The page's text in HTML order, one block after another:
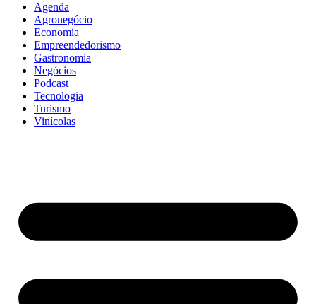
Agenda
Agronegócio
Economia
Empreendedorismo
Gastronomia
Negócios
Podcast
Tecnologia
Turismo
Vinícolas